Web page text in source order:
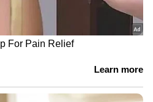
ലയനത്തിലൂടെ
നിലവിൽ
ഒ ടി ടി
വിനോദ